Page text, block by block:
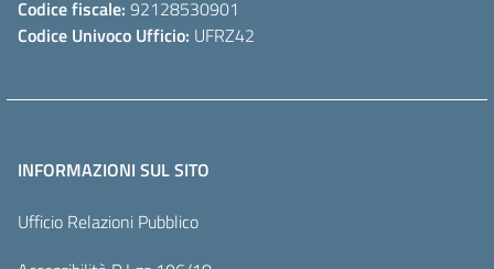
Codice fiscale: 92128530901
Codice Univoco Ufficio: UFRZ42
INFORMAZIONI SUL SITO
Ufficio Relazioni Pubblico